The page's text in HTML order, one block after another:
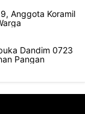
Anggota Koramil
Dandim 0723
Pangan